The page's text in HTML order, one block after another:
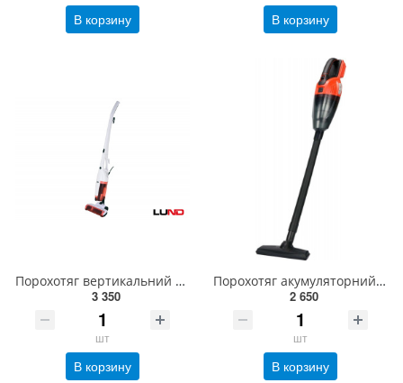
В корзину В корзину
Порохотяг вертикальний мережевий LUND : 800 Вт, збірник- 1.5 л, кабель- 4.8 м [4] 67112
3 350
шт
В корзину
Порохотяг акумуляторний YATO : 18V ємність- 0,5 л, 2 подовжув. і насадки (БЕЗ АКУМУЛЯТОРА) YT-85680
2 650
шт
В корзину